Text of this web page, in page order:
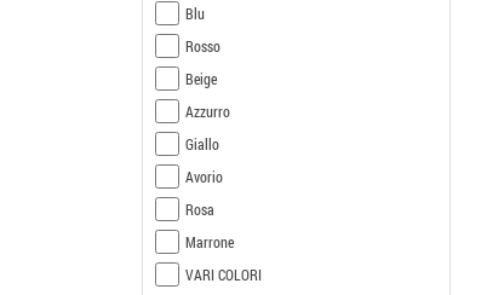
Blu
Rosso
Beige
Azzurro
Giallo
Avorio
Rosa
Marrone
VARI COLORI